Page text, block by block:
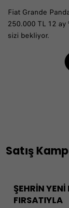
Fiat Grande
250.000 TL 12 ay
sizi bekliyor.
Satış
ŞEHRİN
FIRSATIYLA